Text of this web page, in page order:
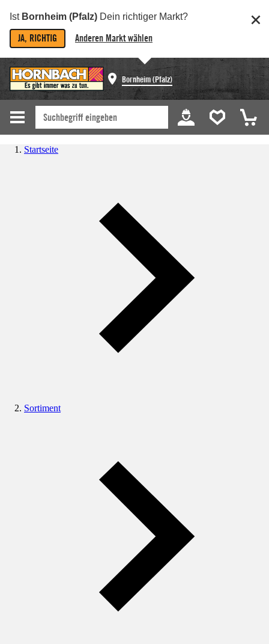
Ist Bornheim (Pfalz) Dein richtiger Markt?
JA, RICHTIG Anderen Markt wählen
Bornheim (Pfalz)
Startseite
Sortiment